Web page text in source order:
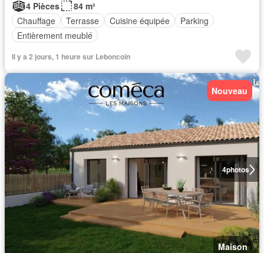
4 Pièces
84 m²
Chauffage
Terrasse Cuisine équipée
Parking
Entièrement meublé
Il y a 2 jours, 1 heure sur Leboncoin
4photos
Nouveau
Maison